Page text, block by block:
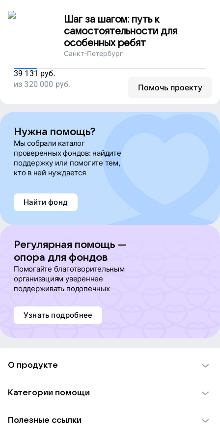
Наталья Свирюкова
Евгений Осоёнок
Наталья Свирюкова
Евгений Осоёнок
Наталья Свирюкова
Евгений Осоёнок
Наталья Свирюкова
Евгений Осоёнок
Наталья Свирюкова
Евгений Осоёнок
Екатерина Голубева
Шаг за шагом: путь к
самостоятельности для
особенных ребят
Санкт-Петербург
39 131 руб.
из 320 000 руб. Помочь проекту
Нужна помощь?
Мы собрали каталог
проверенных фондов: найдите
поддержку или помогите тем,
кто в ней нуждается
Найти фонд
Регулярная помощь —
опора для фондов
Помогайте благотворительным
организациям увереннее
поддерживать подопечных
Узнать подробнее
О продукте
Использование материалов
Категории помощи
Полезные ссылки